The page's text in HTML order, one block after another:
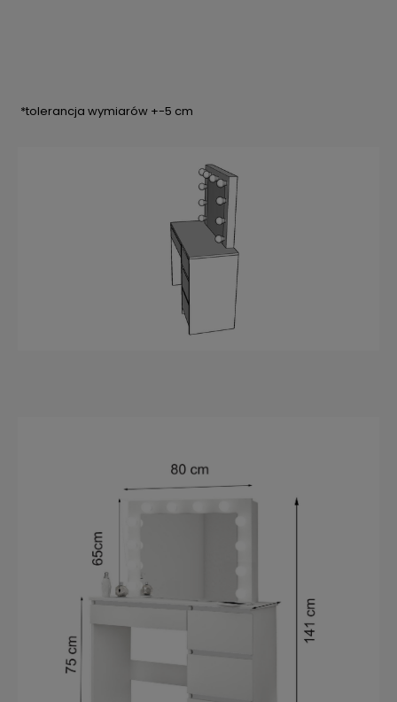
*tolerancja wymiarów +-5 cm